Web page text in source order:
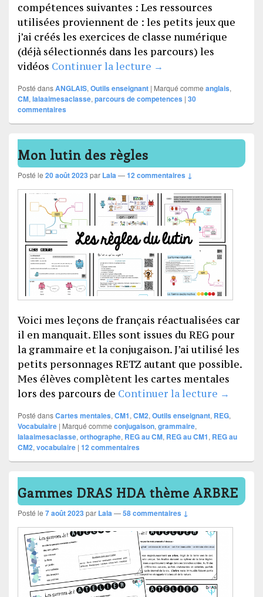
compétences suivantes : Les ressources
utilisées proviennent de : les petits jeux que
j’ai créés les exercices de classe numérique
(déjà sélectionnés dans les parcours) les
vidéos Continuer la lecture Les parcours de
→
Posté dansANGLAIS, Outils enseignant | Marqué comme anglais,
CM, lalaaimesaclasse, parcours de competences | 30
commentaires
Mon lutin des règles
Posté le 20 août 2023 par Lala—12 commentaires ↓
Voici mes leçons de français réactualisées car
il en manquait. Elles sont issues du REG pour
la grammaire et la conjugaison. J’ai utilisé les
petits personnages RETZ autant que possible.
Mes élèves complètent les cartes mentales
lors des parcours de Continuer la lecture Mon
→
Posté dansCartes mentales, CM1, CM2, Outils enseignant, REG,
Vocabulaire | Marqué comme conjugaison, grammaire,
lalaaimesaclasse, orthographe, REG au CM, REG au CM1, REG au
CM2, vocabulaire | 12commentaires
Gammes DRAS HDA thème ARBRE
Posté le 7 août 2023 par Lala—58 commentaires ↓